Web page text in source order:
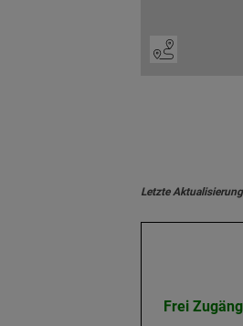
Letzte Aktualisierung
Frei